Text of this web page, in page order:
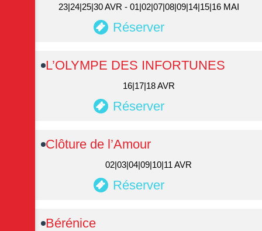
23|24|25|30 AVR - 01|02|07|08|09|14|15|16 MAI
Réserver
16|17|18 AVR
L’OLYMPE DES INFORTUNES
Réserver
02|03|04|09|10|11 AVR
Clôture de l’Amour
Réserver
Bérénice